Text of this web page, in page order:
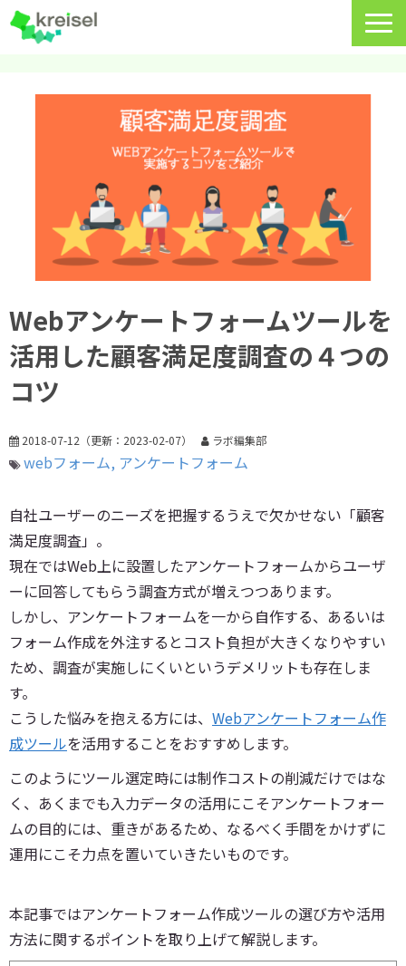
サービス一覧
クライゼルの使い方
資料DL・ウェビナー一覧
導入事例
料金・プラン
よくあるご質問
CRMラボ
Webアンケートフォームツールを
活用した顧客満足度調査の４つの
コツ
2018-07-12 （更新： 2023-02-07） ラボ編集部
webフォーム アンケートフォーム
自社ユーザーのニーズを把握するうえで欠かせない「顧客
満足度調査」。
現在ではWeb上に設置したアンケートフォームからユーザ
ーに回答してもらう調査方式が増えつつあります。
しかし、アンケートフォームを一から自作する、あるいは
フォーム作成を外注するとコスト負担が大きくなりやすい
ため、調査が実施しにくいというデメリットも存在しま
す。
こうした悩みを抱える方には、 Webアンケートフォーム作
成ツールを活用することをおすすめします。
このようにツール選定時には制作コストの削減だけではな
く、あくまでも入力データの活用にこそアンケートフォー
ムの目的には、重きがあるため、なるべく手間をかけずに
運用にこそ力点を置いていきたいものです。
本記事ではアンケートフォーム作成ツールの選び方や活用
方法に関するポイントを取り上げて解説します。